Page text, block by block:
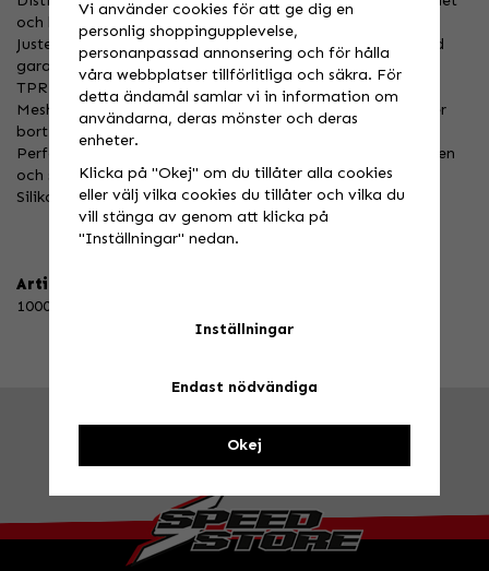
och komfort.
Justerbar TPR-handledsstängning med krok- och slingstöd
garanterar korrekt passform.
TPR-detaljer skyddar knogarna och handen.
Mesh-tyg mellan fingrarna förbättrar rörligheten och leder
bort fukt.
Perforerad dubbelskikt på handflatan förbättrar komforten
och skyddar mot blåsor.
Silikontryck på fingrarna för extra grepp.
Artikelnummer:
10000-00016
BESÖK OSS!Valbovägen 385, ValboÖppettider
Vi använder cookies för att ge dig en
personlig shoppingupplevelse,
personanpassad annonsering och för hålla
våra webbplatser tillförlitliga och säkra. För
detta ändamål samlar vi in information om
användarna, deras mönster och deras
enheter.
Klicka på "Okej" om du tillåter alla cookies
eller välj vilka cookies du tillåter och vilka du
vill stänga av genom att klicka på
"Inställningar" nedan.
Inställningar
Endast nödvändiga
Okej